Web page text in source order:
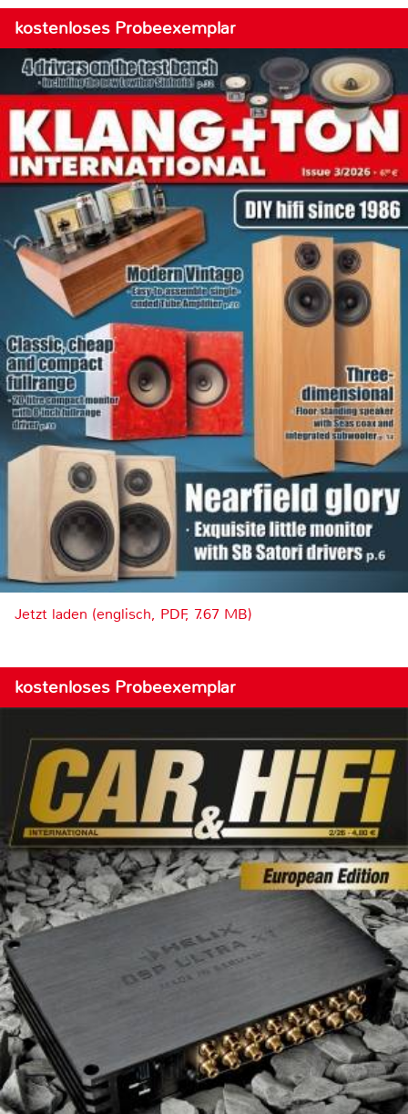
kostenloses Probeexemplar
Jetzt laden (englisch, PDF, 7.67 MB)
kostenloses Probeexemplar